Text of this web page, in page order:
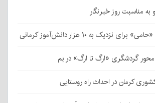
به مناسبت روز خبرنگار
نزدیک به ۱۰ هزار دانش‌آموز کرمانی
گردشگری «ارگ تا ارگ» در بم
کرمان در احداث راه روستایی